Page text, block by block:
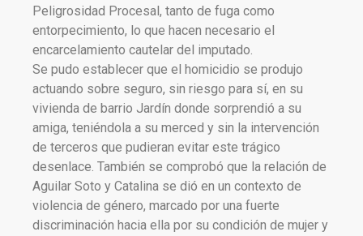
Peligrosidad Procesal, tanto de fuga como
entorpecimiento, lo que hacen necesario el
encarcelamiento cautelar del imputado.
Se pudo establecer que el homicidio se produjo
actuando sobre seguro, sin riesgo para sí, en su
vivienda de barrio Jardín donde sorprendió a su
amiga, teniéndola a su merced y sin la intervención
de terceros que pudieran evitar este trágico
desenlace. También se comprobó que la relación de
Aguilar Soto y Catalina se dió en un contexto de
violencia de género, marcado por una fuerte
discriminación hacia ella por su condición de mujer y